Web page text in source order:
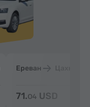
Ереван
71.04 USD